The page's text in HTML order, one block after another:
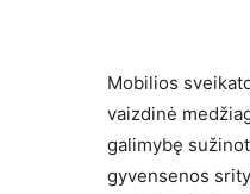
Mobilios
vaizdinė
galimybę
gyvensenos